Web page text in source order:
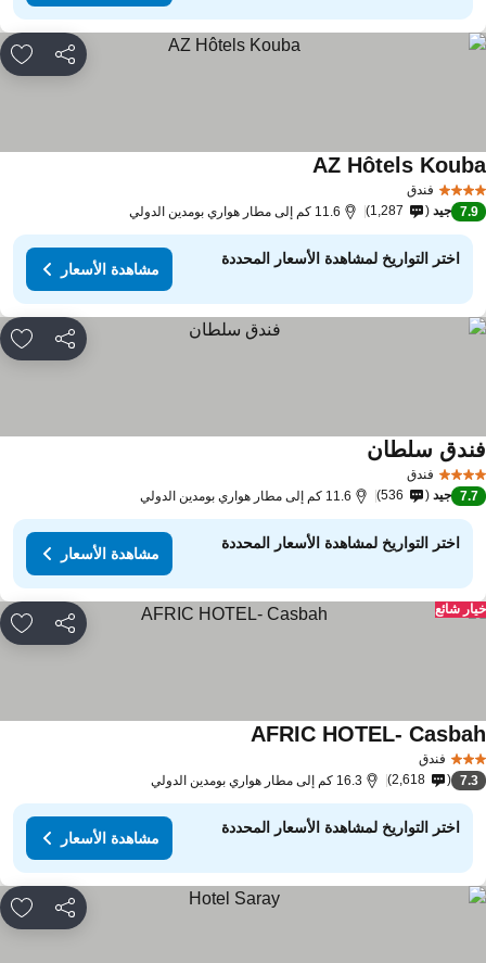
مشاركة
فندق
AZ Hôtels
7.9 جيد 1,287 11.6 كم إلى مطار هواري بومدين الدولي
اختر التواريخ لمشاهدة الأسعار المحددة
مشاهدة الأسعار
مشاركة
فندق
سلطان
7.7 جيد 536 11.6 كم إلى مطار هواري بومدين الدولي
اختر التواريخ لمشاهدة الأسعار المحددة
مشاهدة الأسعار
مشاركة
شائع
فندق
AFRIC HOTEL-
7.3
2,618 16.3 كم إلى مطار هواري بومدين الدولي
اختر التواريخ لمشاهدة الأسعار المحددة
مشاهدة الأسعار
مشاركة